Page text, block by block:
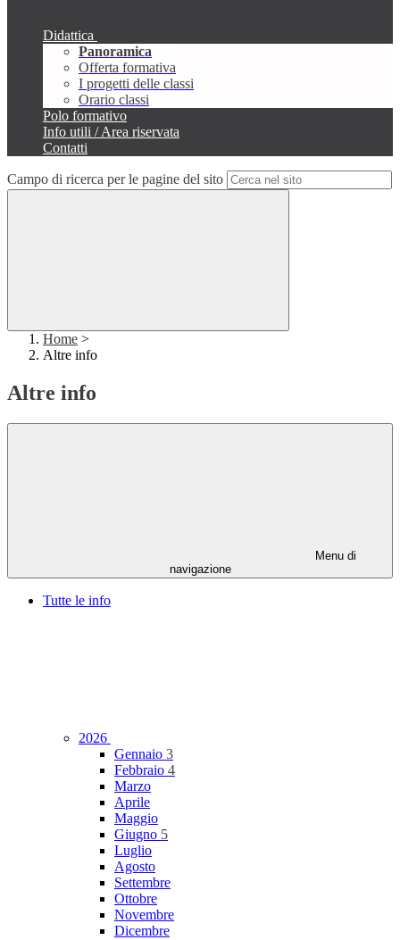
Didattica
Panoramica
Offerta formativa
I progetti delle classi
Orario classi
Polo formativo
Info utili / Area riservata
Contatti
Campo di ricerca per le pagine del sito
Home >
Altre info
Altre info
Menu di
navigazione
Tutte le info
2026
Gennaio 3
Febbraio 4
Marzo
Aprile
Maggio
Giugno 5
Luglio
Agosto
Settembre
Ottobre
Novembre
Dicembre